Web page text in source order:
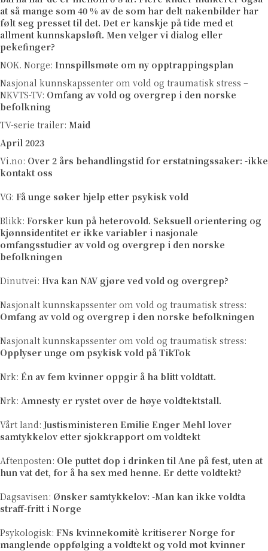
at så mange som 40 % av de som har delt nakenbilder har
følt seg presset til det. Det er kanskje på tide med et
allment kunnskapsløft. Men velger vi dialog eller
pekefinger?
NOK. Norge: Innspillsmøte om ny opptrappingsplan
Nasjonal kunnskapssenter om vold og traumatisk stress –
NKVTS-TV: Omfang av vold og overgrep i den norske
befolkning
TV-serie trailer: Maid
April 2023
Vi.no: Over 2 års behandlingstid for erstatningssaker: -ikke
kontakt oss
VG: Få unge søker hjelp etter psykisk vold
Blikk: Forsker kun på heterovold. Seksuell orientering og
kjønnsidentitet er ikke variabler i nasjonale
omfangsstudier av vold og overgrep i den norske
befolkningen
Dinutvei: Hva kan NAV gjøre ved vold og overgrep?
Nasjonalt kunnskapssenter om vold og traumatisk stress:
Omfang av vold og overgrep i den norske befolkningen
Nasjonalt kunnskapssenter om vold og traumatisk stress:
Opplyser unge om psykisk vold på TikTok
Nrk: Én av fem kvinner oppgir å ha blitt voldtatt.
Nrk: Amnesty er rystet over de høye voldtektstall.
Vårt land: Justisministeren Emilie Enger Mehl lover
samtykkelov etter sjokkrapport om voldtekt
Aftenposten: Ole puttet dop i drinken til Ane på fest, uten at
hun vat det, for å ha sex med henne. Er dette voldtekt?
Dagsavisen: Ønsker samtykkelov: -Man kan ikke voldta
straff-fritt i Norge
Psykologisk: FNs kvinnekomitè kritiserer Norge for
manglende oppfølging a voldtekt og vold mot kvinner